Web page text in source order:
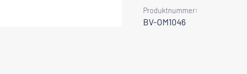
Produktnummer:
BV-OM1046